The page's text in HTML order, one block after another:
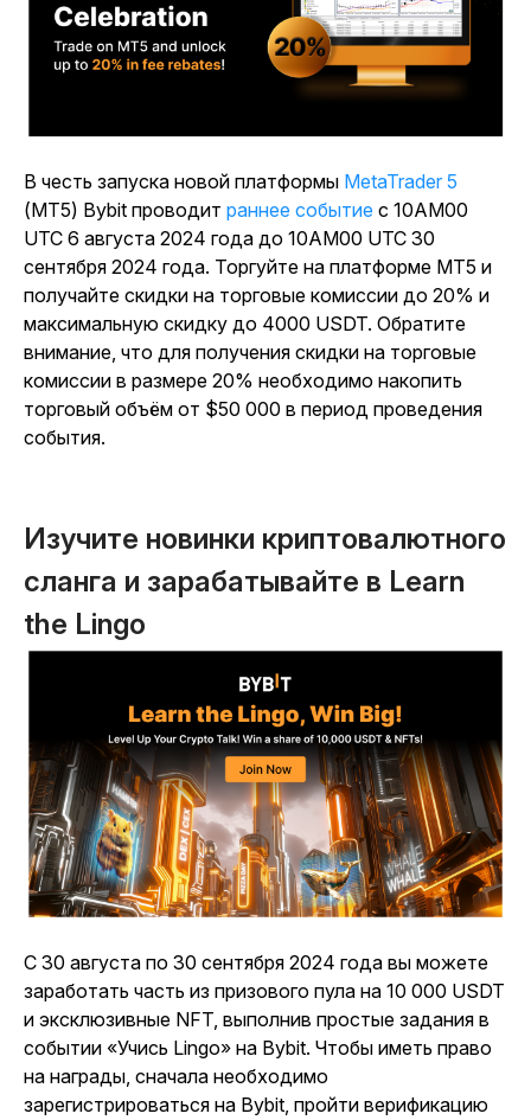
В честь запуска новой платформы MetaTrader 5
(MT5) Bybit проводит раннее событие с 10AM00
UTC 6 августа 2024 года до 10AM00 UTC 30
сентября 2024 года. Торгуйте на платформе MT5 и
получайте скидки на торговые комиссии до 20% и
максимальную скидку до 4000 USDT. Обратите
внимание, что для получения скидки на торговые
комиссии в размере 20% необходимо накопить
торговый объём от $50 000 в период проведения
события.
Изучите новинки криптовалютного
сланга и зарабатывайте в Learn
the Lingo
С 30 августа по 30 сентября 2024 года вы можете
заработать часть из призового пула на 10 000 USDT
и эксклюзивные NFT, выполнив простые задания в
событии «Учись Lingo» на Bybit. Чтобы иметь право
на награды, сначала необходимо
зарегистрироваться на Bybit, пройти верификацию